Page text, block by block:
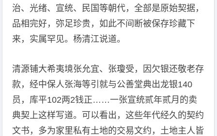
治、光绪、宣统、民国等朝代，全部是原始契据，
品相完好，弥足珍贵，如此不间断被保存珍藏下
来，实属罕见。杨清江说道。
清源铺大希夷境张允宜、张瓊受，因欠银还敬老存
款，经中保人张海等引就与公善堂典出龙银140
员，库平102两2钱正……一张宣统贰年贰月的卖
典契上这样写道。可以看出，这些年代经久的契约
文书，多为家里私有土地的交易文约，土地主人皆